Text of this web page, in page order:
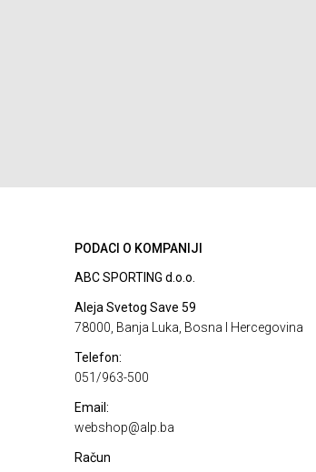
PODACI O KOMPANIJI
ABC SPORTING d.o.o.
Aleja Svetog Save 59
78000, Banja Luka, Bosna I Hercegovina
Telefon:
051/963-500
Email:
webshop@alp.ba
Račun